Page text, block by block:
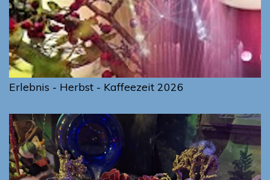
Erlebnis - Herbst - Kaffeezeit 2026